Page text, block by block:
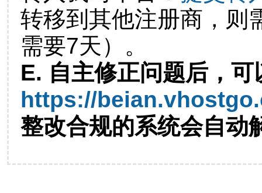
转移到其他注册商，则
需要7天）。
E. 自主修正问题后，可
https://
整改合规的系统会自动